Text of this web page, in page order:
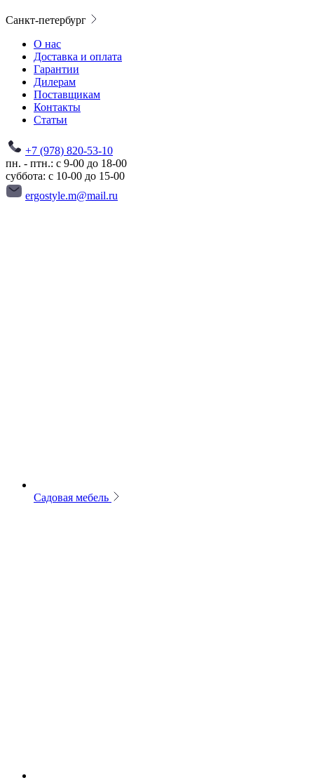
Санкт-петербург
О нас
Доставка и оплата
Гарантии
Дилерам
Поставщикам
Контакты
Статьи
+7 (978) 820-53-10
пн. - птн.: с 9-00 до 18-00
суббота: с 10-00 до 15-00
ergostyle.m@mail.ru
Садовая мебель